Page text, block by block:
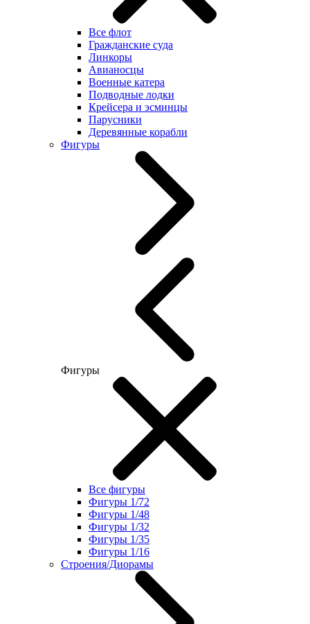
Все флот
Гражданские суда
Линкоры
Авианосцы
Военные катера
Подводные лодки
Крейсера и эсминцы
Парусники
Деревянные корабли
Фигуры
Фигуры
Все фигуры
Фигуры 1/72
Фигуры 1/48
Фигуры 1/32
Фигуры 1/35
Фигуры 1/16
Строения/Диорамы